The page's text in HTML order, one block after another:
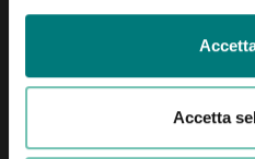
Accetta
Viale Trento 56,
Tel +39